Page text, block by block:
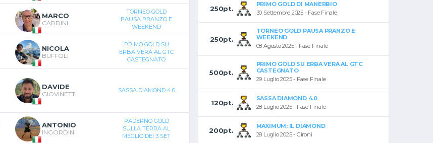
MARCO
CARDINI
TORNEO GOLD
PAUSA PRANZO E
WEEKEND
NICOLA
BUFFOLI
PRIMO GOLD SU
ERBA VERA AL GTC
CASTEGNATO
DAVIDE
GIOVINETTI SASSA DIAMOND 4.0
ANTONIO
INGORDINI
PADERNO GOLD
SULLA TERRA AL
MEGLIO DEI 3 SET
250pt.
PRIMO GOLD DI MANERBIO
30 Settembre 2025 - Fase Finale
250pt.
TORNEO GOLD PAUSA PRANZO E
WEEKEND
08 Agosto 2025 - Fase Finale
500pt.
PRIMO GOLD SU ERBA VERA AL GTC
CASTEGNATO
29 Luglio 2025 - Fase Finale
120pt.
SASSA DIAMOND 4.0
28 Luglio 2025 - Fase Finale
200pt.
MAXIMUM; IL DIAMOND
28 Luglio 2025 - Gironi